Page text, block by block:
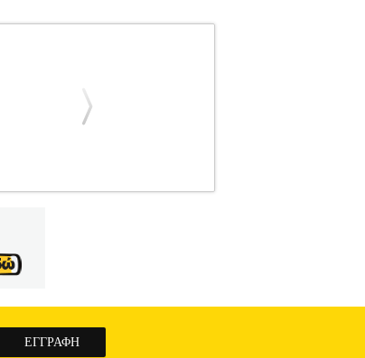
προσφέρει αποτελεσματική
προηγμένη τεχνολογία All Day Fresh
και αναζωογονητικό άρωμα Οι
το σώμα αναζωογονημένο για ώρες.
και άνεση σε κάθε δραστηριότητα
3 x 150ml • Κατάλληλο για: